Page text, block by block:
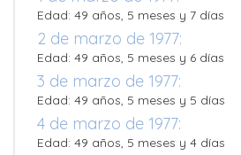
Edad: 49 años, 5 meses y 7 días
2 de marzo de 1977:
Edad: 49 años, 5 meses y 6 días
3 de marzo de 1977:
Edad: 49 años, 5 meses y 5 días
4 de marzo de 1977:
Edad: 49 años, 5 meses y 4 días